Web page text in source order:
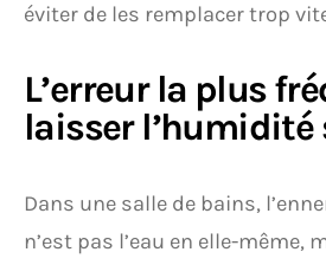
éviter de les remplacer trop
L’erreur la plus
laisser l’humidité
Dans une salle de bains,
n’est pas l’eau en elle-même,